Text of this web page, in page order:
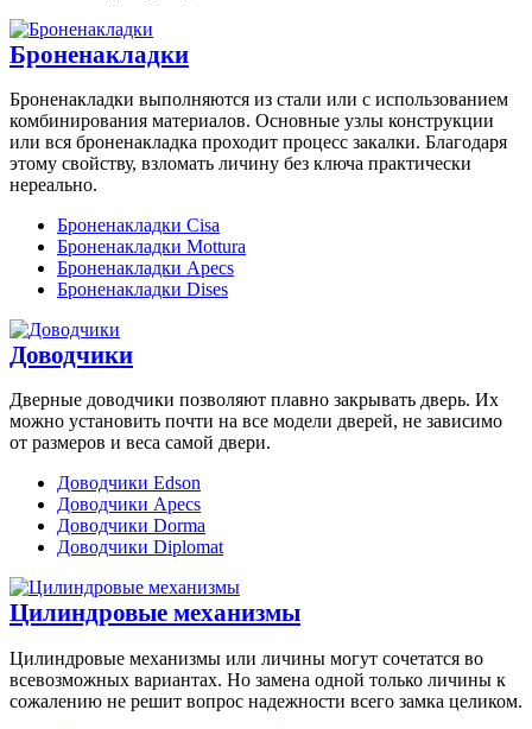
Броненакладки
Броненакладки выполняются из стали или с использованием
комбинирования материалов. Основные узлы конструкции
или вся броненакладка проходит процесс закалки. Благодаря
этому свойству, взломать личину без ключа практически
нереально.
Броненакладки Cisa
Броненакладки Mottura
Броненакладки Apecs
Броненакладки Dises
Доводчики
Дверные доводчики позволяют плавно закрывать дверь. Их
можно установить почти на все модели дверей, не зависимо
от размеров и веса самой двери.
Доводчики Edson
Доводчики Apecs
Доводчики Dorma
Доводчики Diplomat
Цилиндровые механизмы
Цилиндровые механизмы или личины могут сочетатся во
всевозможных вариантах. Но замена одной только личины к
сожалению не решит вопрос надежности всего замка целиком.